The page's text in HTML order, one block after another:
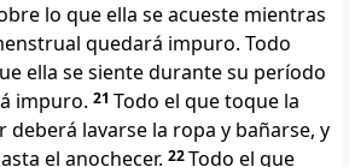
lo que ella se acueste mientras
quedará impuro. Todo
ella se siente durante su período
impuro. 21 Todo el que toque la
deberá lavarse la ropa y bañarse, y
el anochecer. 22Todo el que